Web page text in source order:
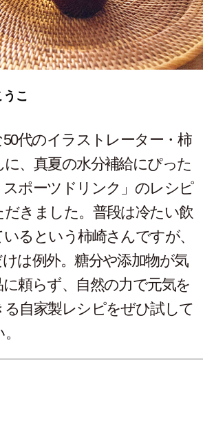
こ
代のイラストレーター・柿
、真夏の水分補給にぴった
スポーツドリンク」のレシピ
きました。普段は冷たい飲
るという柿崎さんですが、
は例外。糖分や添加物が気
頼らず、自然の力で元気を
自家製レシピをぜひ試して